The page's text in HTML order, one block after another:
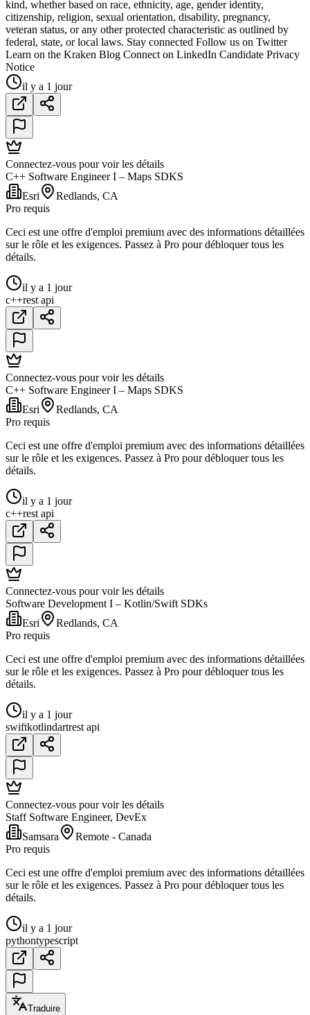
kind, whether based on race, ethnicity, age, gender identity,
citizenship, religion, sexual orientation, disability, pregnancy,
veteran status, or any other protected characteristic as outlined by
federal, state, or local laws. Stay connected Follow us on Twitter
Learn on the Kraken Blog Connect on LinkedIn Candidate Privacy
Notice
il y a 1 jour
Connectez-vous pour voir les détails
C++ Software Engineer I – Maps SDKS
Esri
Redlands, CA
Pro requis
Ceci est une offre d'emploi premium avec des informations détaillées
sur le rôle et les exigences. Passez à Pro pour débloquer tous les
détails.
il y a 1 jour
c++rest api
Connectez-vous pour voir les détails
C++ Software Engineer I – Maps SDKS
Esri
Redlands, CA
Pro requis
Ceci est une offre d'emploi premium avec des informations détaillées
sur le rôle et les exigences. Passez à Pro pour débloquer tous les
détails.
il y a 1 jour
c++rest api
Connectez-vous pour voir les détails
Software Development I – Kotlin/Swift SDKs
Esri
Redlands, CA
Pro requis
Ceci est une offre d'emploi premium avec des informations détaillées
sur le rôle et les exigences. Passez à Pro pour débloquer tous les
détails.
il y a 1 jour
swiftkotlindartrest api
Connectez-vous pour voir les détails
Staff Software Engineer, DevEx
Samsara
Remote - Canada
Pro requis
Ceci est une offre d'emploi premium avec des informations détaillées
sur le rôle et les exigences. Passez à Pro pour débloquer tous les
détails.
il y a 1 jour
pythontypescript
Traduire